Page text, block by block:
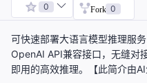
0 Fork 0
可快速部署大语言模型推理服
OpenAI API兼容接口，无缝对
即用的高效推理。【此简介由AI